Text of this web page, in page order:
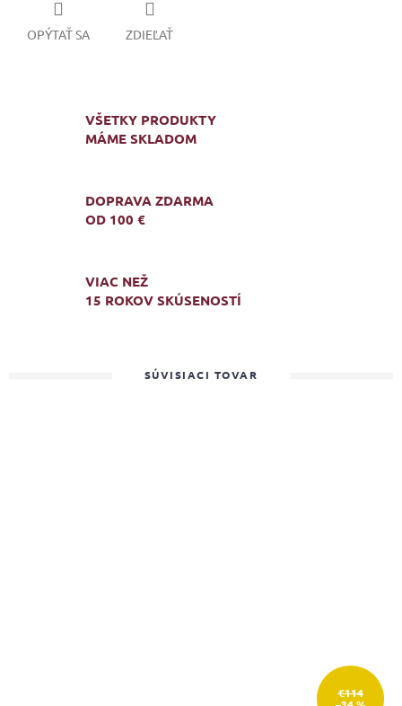
OPÝTAŤ SA ZDIEĽAŤ
VŠETKY PRODUKTY
MÁME SKLADOM
DOPRAVA ZDARMA
OD 100 €
VIAC NEŽ
15 ROKOV SKÚSENOSTÍ
SÚVISIACI TOVAR
€114